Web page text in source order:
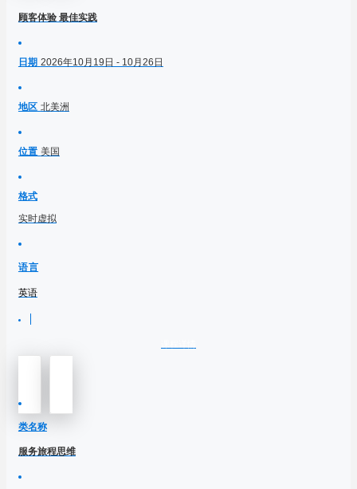
顾客体验 最佳实践
日期 2026年10月19日 - 10月26日
地区 北美洲
位置 美国
格式
实时虚拟
语言
英语
类名称
服务旅程思维